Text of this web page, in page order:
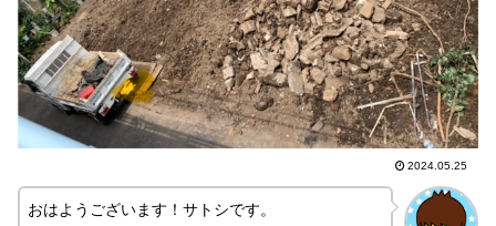
2024.05.25
おはようございます！サトシです。